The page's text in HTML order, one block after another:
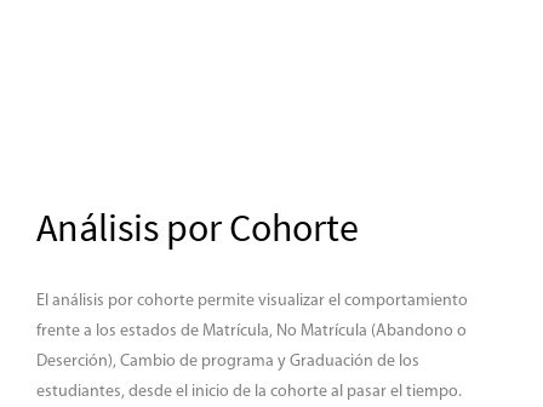
Análisis por Cohorte
El análisis por cohorte permite visualizar el comportamiento
frente a los estados de Matrícula, No Matrícula (Abandono o
Deserción), Cambio de programa y Graduación de los
estudiantes, desde el inicio de la cohorte al pasar el tiempo.